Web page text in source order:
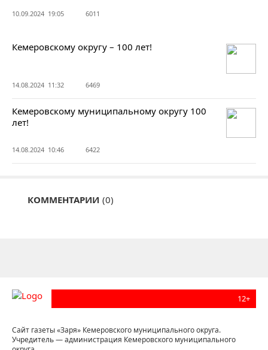
10.09.2024 19:05 6011
Кемеровскому округу – 100 лет!
14.08.2024 11:32 6469
Кемеровскому муниципальному округу 100
лет!
14.08.2024 10:46 6422
КОММЕНТАРИИ (0)
12+
Сайт газеты «Заря» Кемеровского муниципального округа.
Учредитель — администрация Кемеровского муниципального